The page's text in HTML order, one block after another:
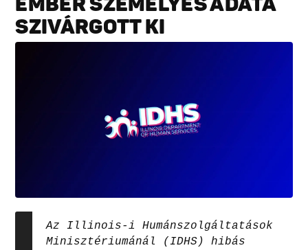
SZIVÁRGOTT KI
Az Illinois-i Humánszolgáltatások
Minisztériumánál (IDHS) hibás